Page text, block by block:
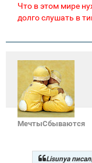
Что в этом мире
долго слушать в
МечтыСбываются
Lisunya